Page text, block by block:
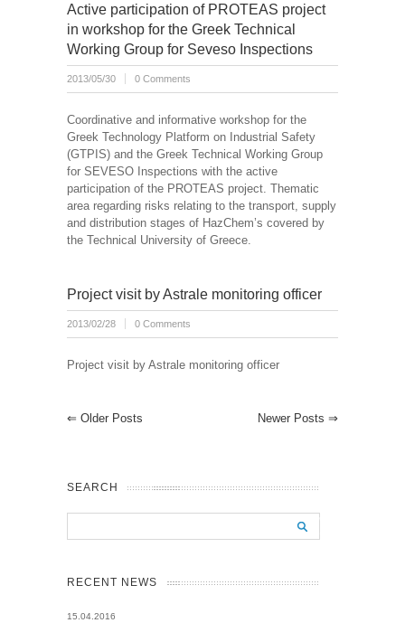
Active participation of PROTEAS project
in workshop for the Greek Technical
Working Group for Seveso Inspections
2013/05/30 0 Comments
Coordinative and informative workshop for the
Greek Technology Platform on Industrial Safety
(GTPIS) and the Greek Technical Working Group
for SEVESO Inspections with the active
participation of the PROTEAS project. Thematic
area regarding risks relating to the transport, supply
and distribution stages of HazChem’s covered by
the Technical University of Greece.
Project visit by Astrale monitoring officer
2013/02/28 0 Comments
Project visit by Astrale monitoring officer
⇐ Older Posts Newer Posts ⇒
SEARCH
RECENT NEWS
15.04.2016